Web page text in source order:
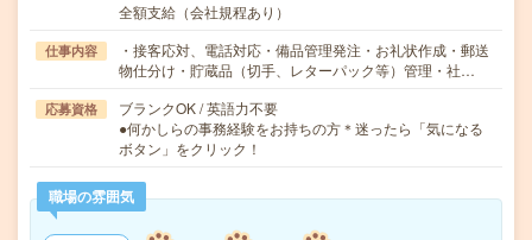
全額支給（会社規程あり）
仕事内容
・接客応対、電話対応・備品管理発注・お礼状作成・郵送
物仕分け・貯蔵品（切手、レターパック等）管理・社…
応募資格
ブランクOK / 英語力不要
●何かしらの事務経験をお持ちの方＊迷ったら「気になる
ボタン」をクリック！
職場の雰囲気